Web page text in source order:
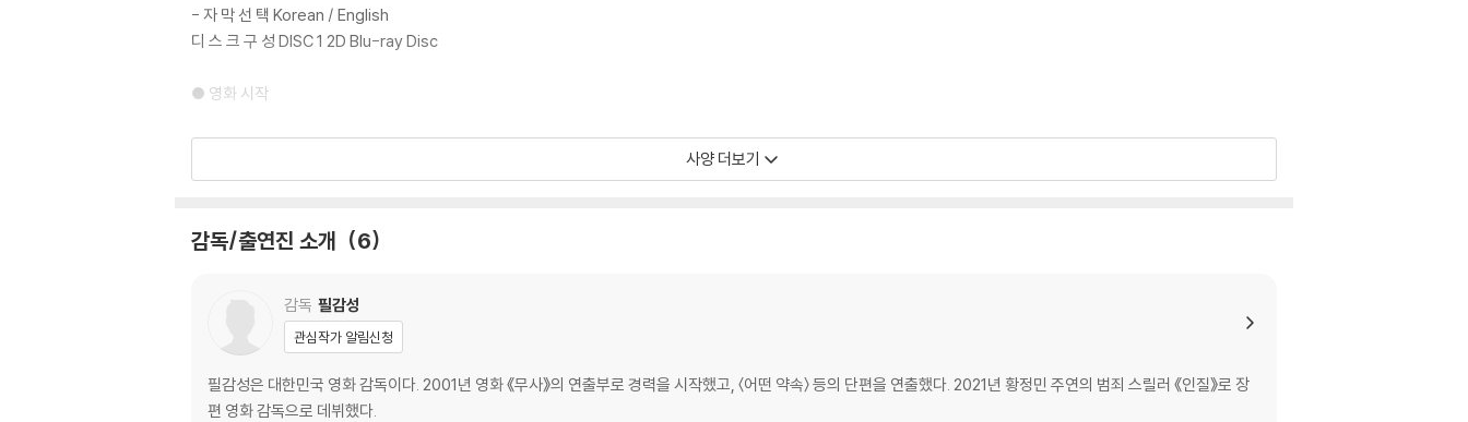
- 자 막 선 택 Korean / English
디 스 크 구 성 DISC 1 2D Blu-ray Disc
● 영화 시작
● 보너스 트랙
이정은-밤순 역 (8분 47초)
윤경호-동배 역 (12분 3초)
최유리-수아 역 (8분 14초)
필감성-감독 (22분 36초)
예고편 (1분 36초)
사양 더보기
감독/출연진 소개 6
감독 필감성
관심작가 알림신청
필감성은 대한민국 영화 감독이다. 2001년 영화 《무사》의 연출부로 경력을 시작했고, 〈어떤 약속〉 등의 단편을 연출했다. 2021년 황정민 주연의 범죄 스릴러 《인질》로 장
편 영화 감독으로 데뷔했다.